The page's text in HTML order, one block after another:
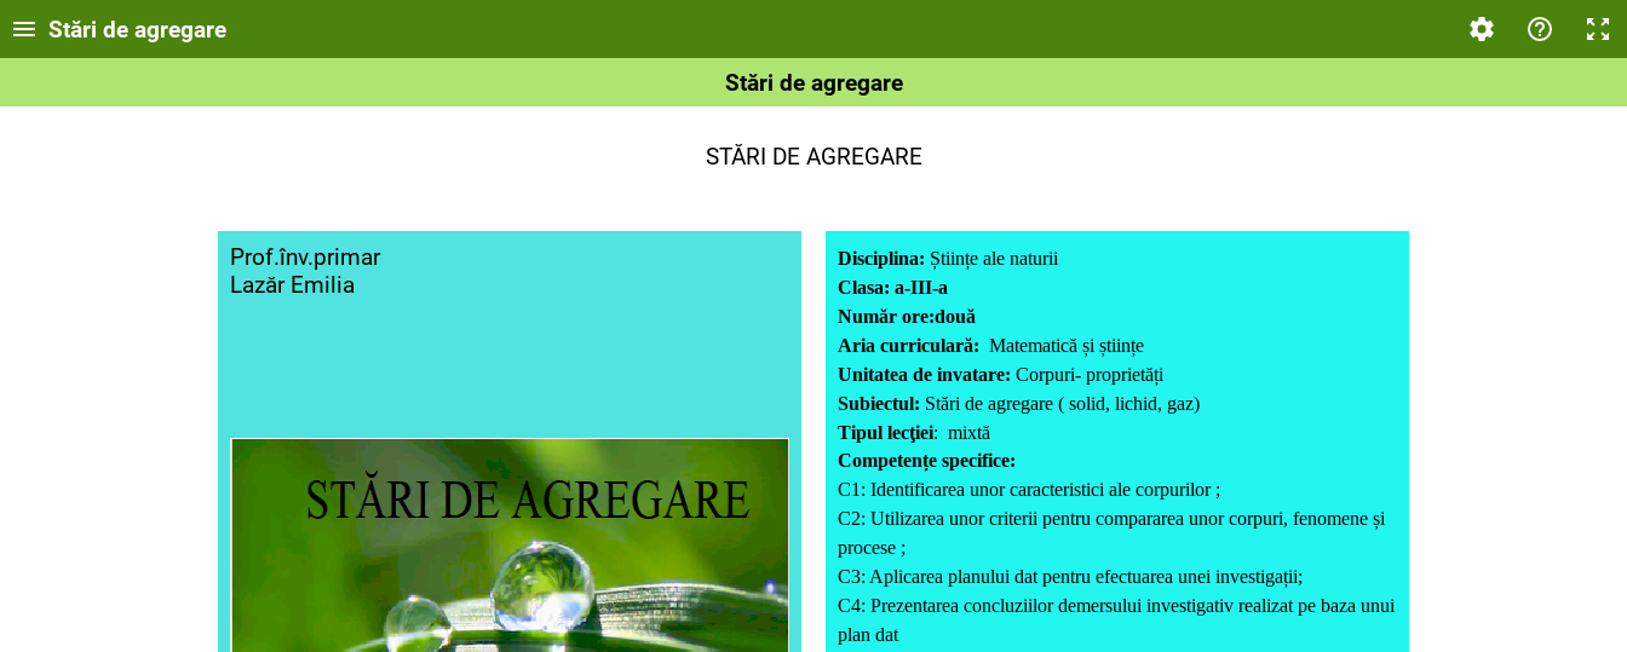
Stări de agregare
Stări de agregare
STĂRI DE AGREGARE
Prof.înv.primar
Lazăr Emilia
Disciplina: Științe ale naturii
Clasa: a-III-a
Număr ore:două
Aria curriculară: Matematică și științe
Unitatea de invatare: Corpuri- proprietăți
Subiectul: Stări de agregare ( solid, lichid, gaz)
Tipul lecţiei: mixtă
Competențe specifice:
C1: Identificarea unor caracteristici ale corpurilor ;
C2: Utilizarea unor criterii pentru compararea unor corpuri, fenomene și
procese ;
C3: Aplicarea planului dat pentru efectuarea unei investigații;
C4: Prezentarea concluziilor demersului investigativ realizat pe baza unui
plan dat